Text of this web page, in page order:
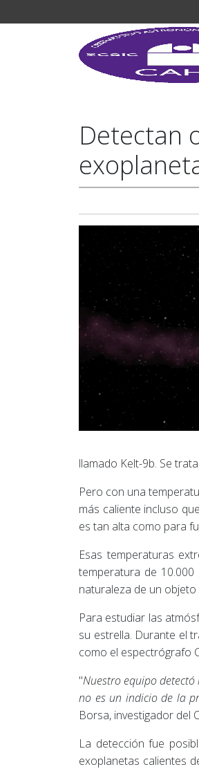
Detectan
llamado Kelt-9b. Se
Pero con una
más caliente incluso
es tan alta como para
Esas temperaturas
temperatura de
naturaleza de un
Para estudiar las
su estrella. Durante el
como el espectrógrafo
"Nuestro equipo
no es un indicio de la
Borsa, investigador del
La detección fue
exoplanetas calientes